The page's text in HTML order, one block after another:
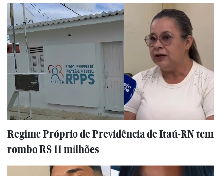
Regime Próprio de Previdência de Itaú-RN tem
rombo R$ 11 milhões